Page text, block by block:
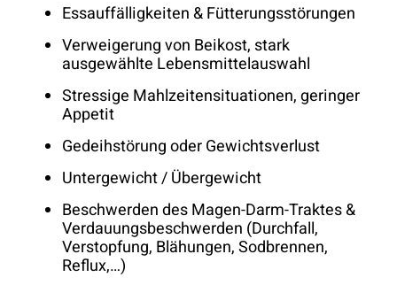
Essauffälligkeiten & Fütterungsstörungen
Verweigerung von Beikost, stark
ausgewählte Lebensmittelauswahl
Stressige Mahlzeitensituationen, geringer
Appetit
Gedeihstörung oder Gewichtsverlust
Untergewicht / Übergewicht
Beschwerden des Magen-Darm-Traktes &
Verdauungsbeschwerden (Durchfall,
Verstopfung, Blähungen, Sodbrennen,
Reflux,…)